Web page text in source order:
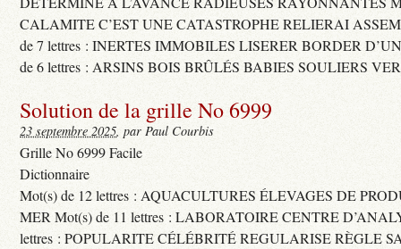
CALAMITE C’EST UNE CATASTROPHE RELIERAI
de 7 lettres : INERTES IMMOBILES LISERER BORDER
de 6 lettres : ARSINS BOIS BRÛLÉS BABIES SOULIERS
Solution de la grille No 6999
23 septembre 2025, par Paul Courbis
Grille No 6999 Facile
Dictionnaire
Mot(s) de 12 lettres : AQUACULTURES ÉLEVAGES DE
MER Mot(s) de 11 lettres : LABORATOIRE CENTRE
lettres : POPULARITE CÉLÉBRITÉ REGULARISE RÈGLE